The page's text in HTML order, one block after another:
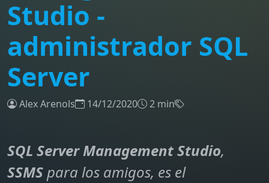
Studio -
administrador SQL
Server
Alex Arenols 14/12/2020 2 min
SQL Server Management Studio,
SSMSpara los amigos, es el